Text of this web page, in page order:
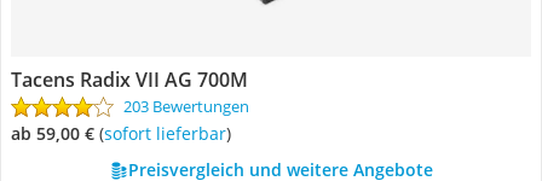
Tacens Radix VII AG 700M
203 Bewertungen
ab 59,00 € ( Sofort lieferbar)
Preisvergleich und weitere Angebote